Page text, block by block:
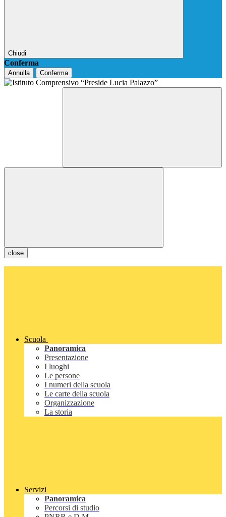
Chiudi
Conferma
Annulla Conferma
close
Scuola
Panoramica
Presentazione
I luoghi
Le persone
I numeri della scuola
Le carte della scuola
Organizzazione
La storia
Servizi
Panoramica
Percorsi di studio